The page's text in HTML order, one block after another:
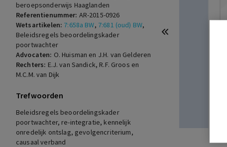
beroepsonderwijs Haaglanden
Referentienummer: AR-2015-0926
Wetsartikelen: 7:658a BW, 7:681 (oud) BW,
Beleidsregels beoordelingskader
poortwachter
Advocaten: O. Huisman en J.H. van Gelderen
Rechters: E.J. van Sandick, R.F. Groos en
M.C.M. van Dijk
Trefwoorden
Beleidsregels beoordelingskader
poortwachter, re-integratie, kennelijk
onredelijk ontslag, gevolgencriterium,
causaal verband